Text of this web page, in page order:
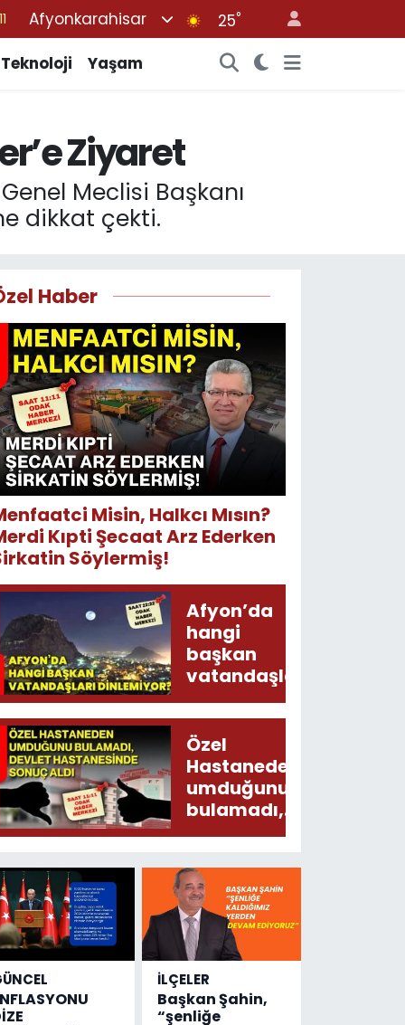
Afyonkarahisar 25°
Teknoloji Yaşam
Ziyaret
Meclisi Başkanı
dikkat çekti.
Haber
Misin, Halkcı Mısın?
Kıpti Şecaat Arz Ederken
Söylermiş!
Afyon’da
hangi
başkan
vatandaşları
dinlemiyor?
Özel
Hastaneden
umduğunu
bulamadı,
Devlet
sonuç aldı
İLÇELER
Başkan Şahin,
“şenliğe